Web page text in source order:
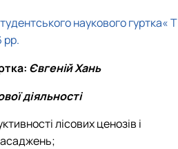
наукового гуртка« Т
Євгеній Хань
діяльності
лісових ценозів і